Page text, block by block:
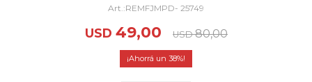
REMFJMPD- 25749
USD 49,00 USD 80,00
38